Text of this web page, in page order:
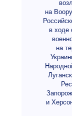
на
в ходе
на
и